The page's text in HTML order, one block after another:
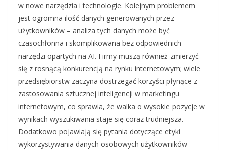
w nowe narzędzia i technologie. Kolejnym problemem
jest ogromna ilość danych generowanych przez
użytkowników – analiza tych danych może być
czasochłonna i skomplikowana bez odpowiednich
narzędzi opartych na AI. Firmy muszą również zmierzyć
się z rosnącą konkurencją na rynku internetowym; wiele
przedsiębiorstw zaczyna dostrzegać korzyści płynące z
zastosowania sztucznej inteligencji w marketingu
internetowym, co sprawia, że walka o wysokie pozycje w
wynikach wyszukiwania staje się coraz trudniejsza.
Dodatkowo pojawiają się pytania dotyczące etyki
wykorzystywania danych osobowych użytkowników –